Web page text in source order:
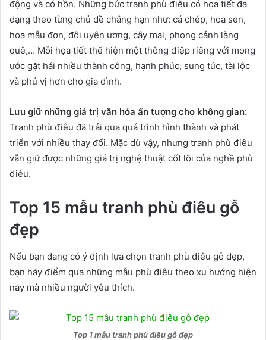
động và có hồn. Những bức tranh phù điêu có họa tiết đa
dạng theo từng chủ đề chẳng hạn như: cá chép, hoa sen,
hoa mẫu đơn, đôi uyên ương, cây mai, phong cảnh làng
quê,… Mỗi họa tiết thể hiện một thông điệp riêng với mong
ước gặt hái nhiều thành công, hạnh phúc, sung túc, tài lộc
và phú vị hơn cho gia đình.
Lưu giữ những giá trị văn hóa ấn tượng cho không gian:
Tranh phù điêu đã trải qua quá trình hình thành và phát
triển với nhiều thay đổi. Mặc dù vậy, nhưng tranh phù điêu
vẫn giữ được những giá trị nghệ thuật cốt lõi của nghề phù
điêu.
Top 15 mẫu tranh phù điêu gỗ
đẹp
Nếu bạn đang có ý định lựa chọn tranh phù điêu gỗ đẹp,
bạn hãy điểm qua những mẫu phù điêu theo xu hướng hiện
nay mà nhiều người yêu thích.
Top 1 mẫu tranh phù điêu gỗ đẹp